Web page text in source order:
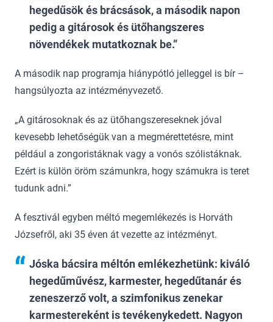
hegedűsök és brácsások, a második napon
pedig a gitárosok és ütőhangszeres
növendékek mutatkoznak be.
A második nap programja hiánypótló jelleggel is bír –
hangsúlyozta az intézményvezető.
„A gitárosoknak és az ütőhangszereseknek jóval
kevesebb lehetőségük van a megmérettetésre, mint
például a zongoristáknak vagy a vonós szólistáknak.
Ezért is külön öröm számunkra, hogy számukra is teret
tudunk adni.”
A fesztivál egyben méltó megemlékezés is Horváth
Józsefről, aki 35 éven át vezette az intézményt.
Jóska bácsira méltón emlékezhetünk: kiváló
hegedűművész, karmester, hegedűtanár és
zeneszerző volt, a szimfonikus zenekar
karmestereként is tevékenykedett. Nagyon